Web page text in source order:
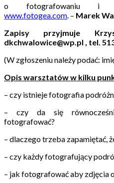
o fotografowaniu i
www.fotogea.com. – Marek
Zapisy przyjmuje
dkchwalowice@wp.pl , tel.
(W zgłoszeniu należy podać:
Opis warsztatów w kilku
– czy istnieje fotografia
– czy da się
fotografować?
– dlaczego trzeba zapamiętać,
– czy każdy fotografujący
– jak fotografować aby zdjęcia